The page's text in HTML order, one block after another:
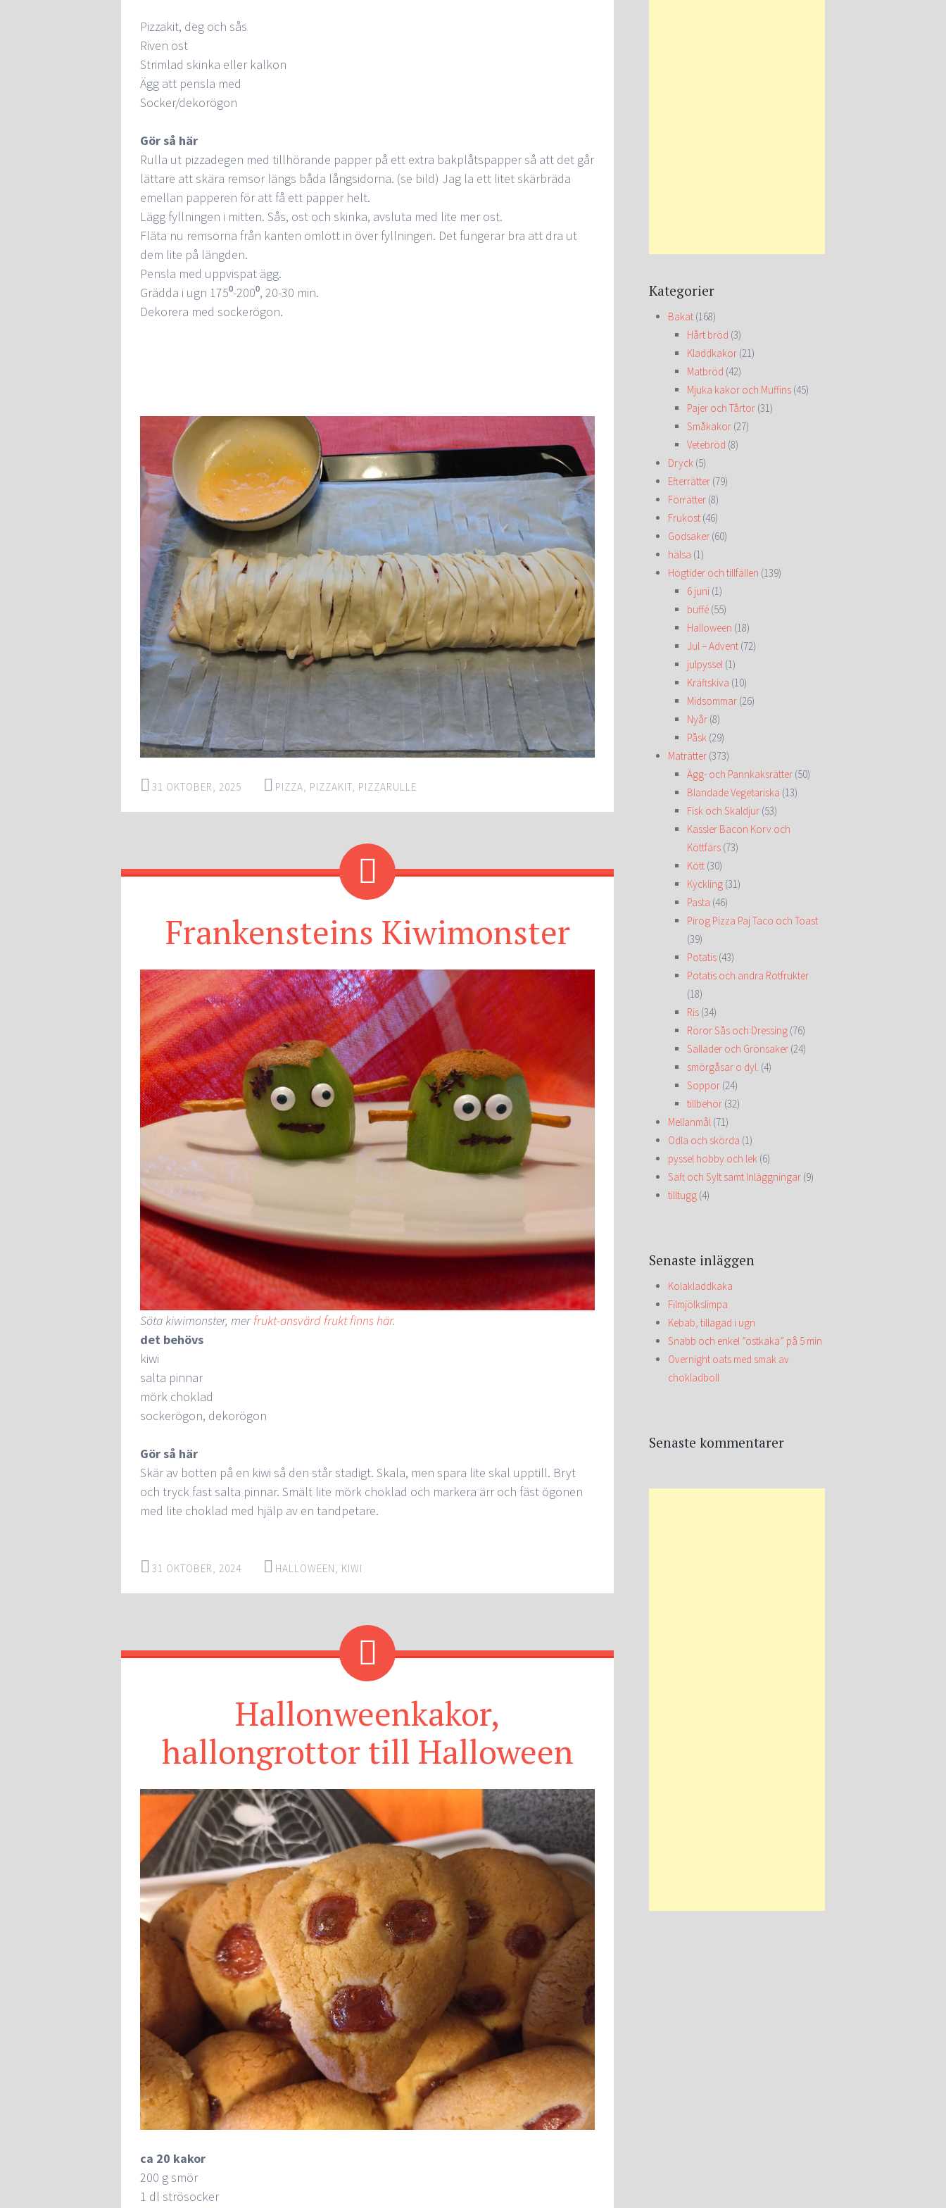
Pizzakit, deg och sås
Riven ost
Strimlad skinka eller kalkon
Ägg att pensla med
Socker/dekorögon
Gör så här
Rulla ut pizzadegen med tillhörande papper på ett extra bakplåtspapper så att det går
lättare att skära remsor längs båda långsidorna. (se bild) Jag la ett litet skärbräda
emellan papperen för att få ett papper helt.
Lägg fyllningen i mitten. Sås, ost och skinka, avsluta med lite mer ost.
Fläta nu remsorna från kanten omlott in över fyllningen. Det fungerar bra att dra ut
dem lite på längden.
Pensla med uppvispat ägg.
Grädda i ugn 175⁰-200⁰, 20-30 min.
Dekorera med sockerögon.
31 OKTOBER, 2025 PIZZA PIZZAKIT PIZZARULLE
Frankensteins Kiwimonster
Söta kiwimonster, merfrukt-ansvärd frukt finns här.
det behövs
kiwi
salta pinnar
mörk choklad
sockerögon, dekorögon
Gör så här
Skär av botten på en kiwi så den står stadigt. Skala, men spara lite skal upptill. Bryt
och tryck fast salta pinnar. Smält lite mörk choklad och markera ärr och fäst ögonen
med lite choklad med hjälp av en tandpetare.
31 OKTOBER, 2024 HALLOWEEN KIWI
Hallonweenkakor,
hallongrottor till Halloween
ca 20 kakor
200 g smör
1 dl strösocker
Kategorier
Bakat (168)
Hårt bröd (3)
Kladdkakor (21)
Matbröd (42)
Mjuka kakor och Muffins (45)
Pajer och Tårtor (31)
Småkakor (27)
Vetebröd (8)
Dryck (5)
Efterrätter (79)
Förrätter (8)
Frukost (46)
Godsaker (60)
hälsa (1)
Högtider och tillfällen (139)
6 juni (1)
buffé (55)
Halloween (18)
Jul – Advent (72)
julpyssel (1)
Kräftskiva (10)
Midsommar (26)
Nyår (8)
Påsk (29)
Maträtter (373)
Ägg- och Pannkaksrätter (50)
Blandade Vegetariska (13)
Fisk och Skaldjur (53)
Kassler Bacon Korv och
Köttfärs (73)
Kött (30)
Kyckling (31)
Pasta (46)
Pirog Pizza Paj Taco och Toast
(39)
Potatis (43)
Potatis och andra Rotfrukter
(18)
Ris (34)
Röror Sås och Dressing (76)
Sallader och Grönsaker (24)
smörgåsar o dyl. (4)
Soppor (24)
tillbehör (32)
Mellanmål (71)
Odla och skörda (1)
pyssel hobby och lek (6)
Saft och Sylt samt Inläggningar (9)
tilltugg (4)
Senaste inläggen
Kolakladdkaka
Filmjölkslimpa
Kebab, tillagad i ugn
Snabb och enkel ”ostkaka” på 5 min
Overnight oats med smak av
chokladboll
Senaste kommentarer